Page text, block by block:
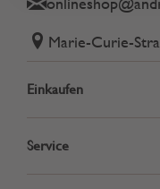
Marie-Curie-
Einkaufen
Service